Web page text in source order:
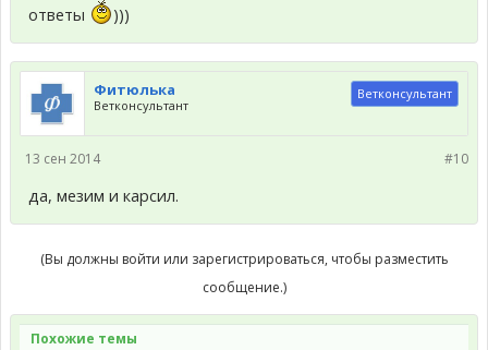
ответы
)))
Фитюлька
Ветконсультант
Ветконсультант
#10
13 сен 2014
да, мезим и карсил.
(Вы должны войти или зарегистрироваться, чтобы разместить
сообщение.)
Похожие темы